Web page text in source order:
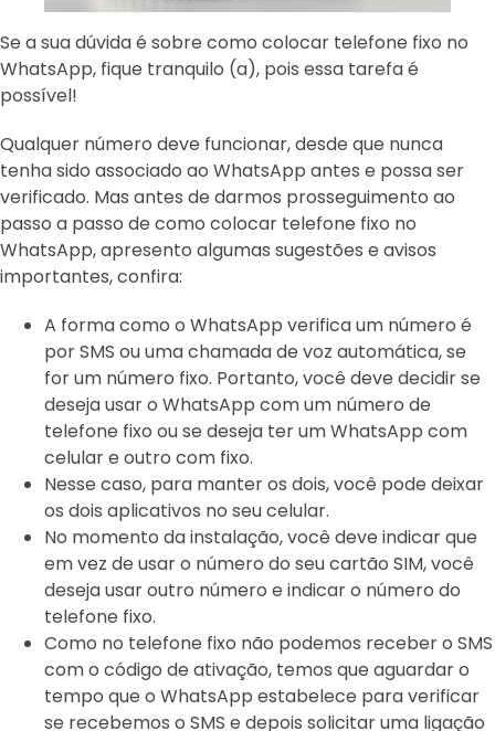
Se a sua dúvida é sobre como colocar telefone fixo no
WhatsApp, fique tranquilo (a), pois essa tarefa é
possível!
Qualquer número deve funcionar, desde que nunca
tenha sido associado ao WhatsApp antes e possa ser
verificado. Mas antes de darmos prosseguimento ao
passo a passo de como colocar telefone fixo no
WhatsApp, apresento algumas sugestões e avisos
importantes, confira:
A forma como o WhatsApp verifica um número é
por SMS ou uma chamada de voz automática, se
for um número fixo. Portanto, você deve decidir se
deseja usar o WhatsApp com um número de
telefone fixo ou se deseja ter um WhatsApp com
celular e outro com fixo.
Nesse caso, para manter os dois, você pode deixar
os dois aplicativos no seu celular.
No momento da instalação, você deve indicar que
em vez de usar o número do seu cartão SIM, você
deseja usar outro número e indicar o número do
telefone fixo.
Como no telefone fixo não podemos receber o SMS
com o código de ativação, temos que aguardar o
tempo que o WhatsApp estabelece para verificar
se recebemos o SMS e depois solicitar uma ligação